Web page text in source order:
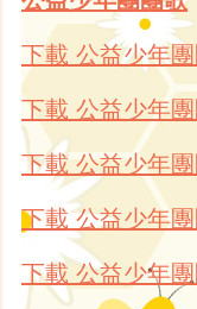
下載 公益少年
下載 公益少年
下載 公益少年
下載 公益少年
下載 公益少年